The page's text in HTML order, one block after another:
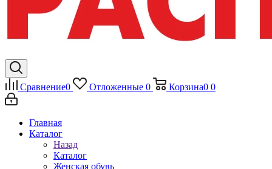
Сравнение0 Отложенные 0 Корзина0 0
Главная
Каталог
Назад
Каталог
Женская обувь